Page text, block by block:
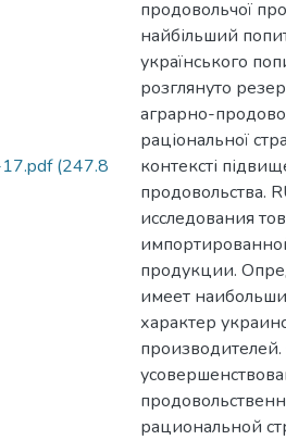
17.pdf(247.8
продовольчої
найбільший
українського
розглянуто
аграрно-
раціональної
контексті
продовольства.
исследования
продукции.
имеет
характер
рациональной